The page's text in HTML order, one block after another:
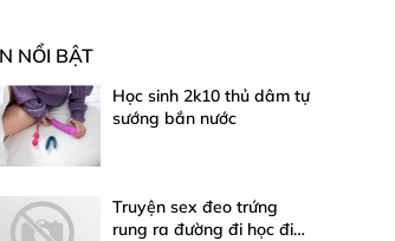
NỔI BẬT
Học sinh 2k10 thủ dâm tự
sướng bắn nước
Truyện sex đeo trứng
rung ra đường đi học đi